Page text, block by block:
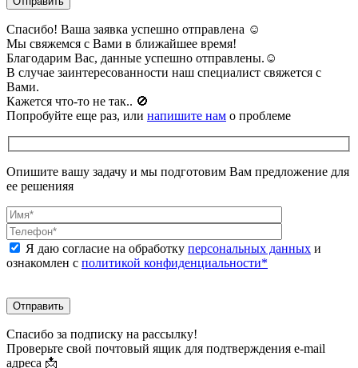
Спасибо! Ваша заявка успешно отправлена ☺️
Мы свяжемся с Вами в ближайшее время!
Благодарим Вас, данные успешно отправлены.☺️
В случае заинтересованности наш специалист свяжется с
Вами.
Кажется что-то не так.. 🚫️
Попробуйте еще раз, или напишите нам о проблеме
Опишите вашу задачу и мы подготовим Вам предложение для
ее решенияя
Я даю согласие на обработку персональных данных и
ознакомлен с политикой конфиденциальности*
Спасибо за подписку на рассылку!
Проверьте свой почтовый ящик для подтверждения e-mail
адреса 📩